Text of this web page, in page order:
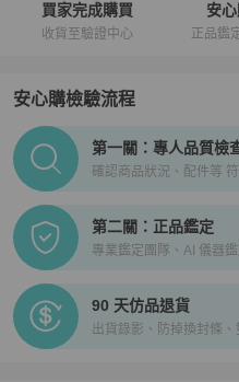
買家完成購買
收貨至驗證中心
安
正品鑑
安心購檢驗流程
PopChill拍拍圈正品驗證、安
第一關：專人品質檢
確認商品狀況、配件等
第二關：正品鑑定
專業鑑定團隊、AI 儀器
90 天仿品退貨
出貨錄影、防掉換封條